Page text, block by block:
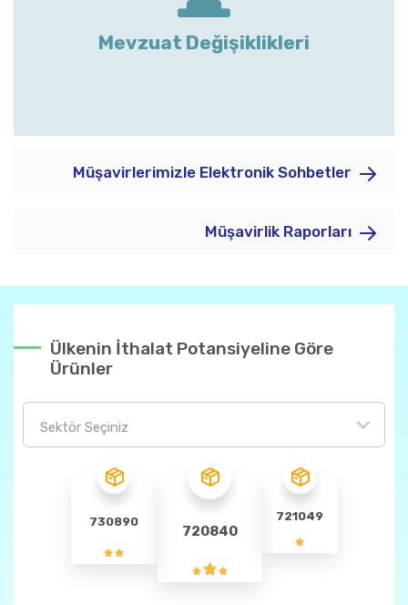
Mevzuat Değişiklikleri
Müşavirlerimizle Elektronik Sohbetler
Müşavirlik Raporları
Ülkenin İthalat Potansiyeline Göre
Ürünler
Sektör Seçiniz
730890
720840
721049